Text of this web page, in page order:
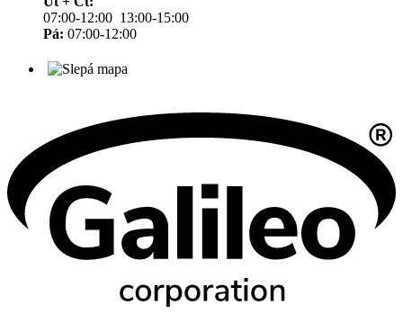
07:00-12:00 13:00-15:00
Pá: 07:00-12:00